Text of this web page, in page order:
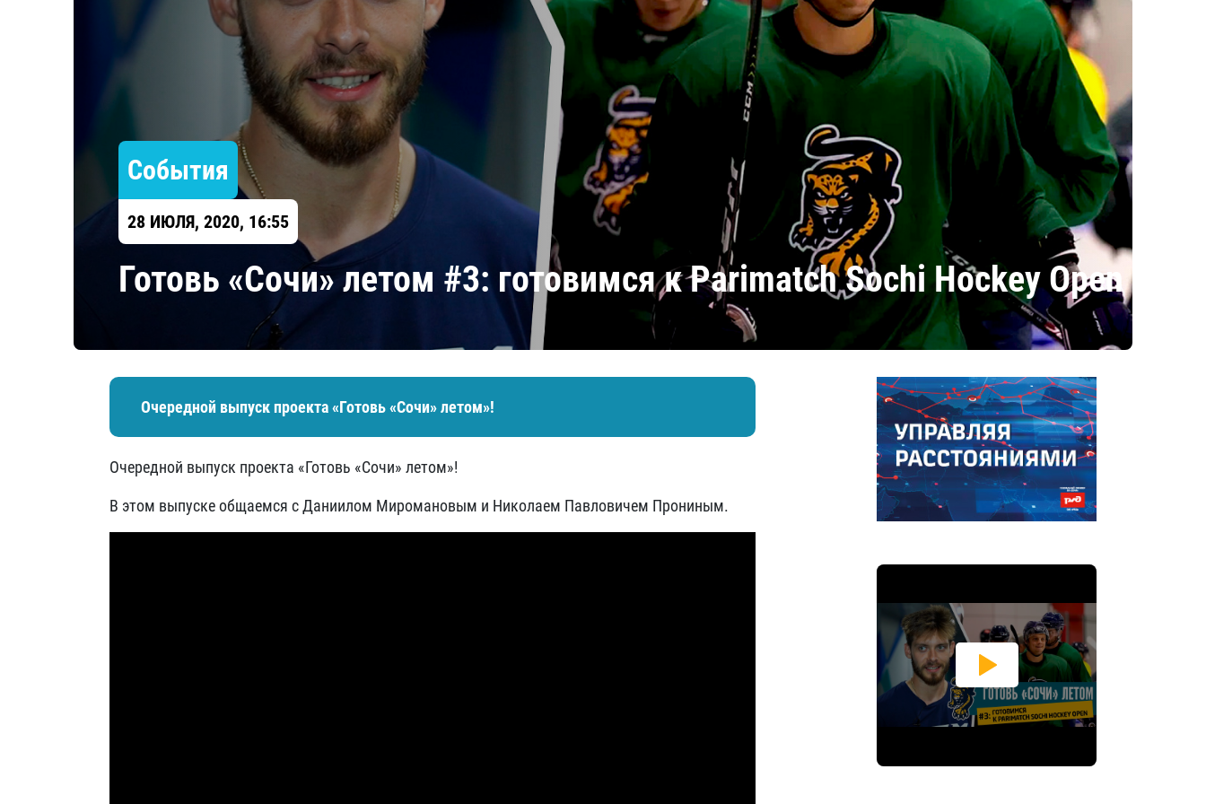
Локомотив
Северсталь
ЦСКА
Шанхайские Драконы
События
28 ИЮЛЯ, 2020, 16:55
Готовь «Сочи» летом #3: готовимся к Parimatch Sochi Hockey Open
Очередной выпуск проекта «Готовь «Сочи» летом»!
Очередной выпуск проекта «Готовь «Сочи» летом»!
В этом выпуске общаемся с Даниилом Миромановым и Николаем Павловичем Прониным.